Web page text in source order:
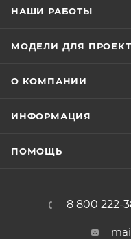
НАШИ РАБОТЫ
МОДЕЛИ ДЛЯ
О КОМПАНИИ
ИНФОРМАЦИЯ
ПОМОЩЬ
8 800 222-